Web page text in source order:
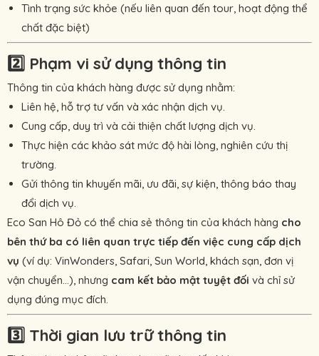
Tình trạng sức khỏe (nếu liên quan đến tour, hoạt động thể
chất đặc biệt)
2️⃣ Phạm vi sử dụng thông tin
Thông tin của khách hàng được sử dụng nhằm:
Liên hệ, hỗ trợ tư vấn và xác nhận dịch vụ.
Cung cấp, duy trì và cải thiện chất lượng dịch vụ.
Thực hiện các khảo sát mức độ hài lòng, nghiên cứu thị
trường.
Gửi thông tin khuyến mãi, ưu đãi, sự kiện, thông báo thay
đổi dịch vụ.
Eco San Hô Đỏ có thể chia sẻ thông tin của khách hàng cho
bên thứ ba có liên quan trực tiếp đến việc cung cấp dịch
vụ (ví dụ: VinWonders, Safari, Sun World, khách sạn, đơn vị
vận chuyển...), nhưng cam kết bảo mật tuyệt đối và chỉ sử
dụng đúng mục đích.
3️⃣ Thời gian lưu trữ thông tin